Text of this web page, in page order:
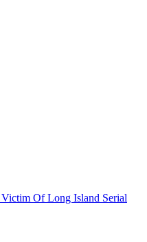
Victim Of Long Island Serial